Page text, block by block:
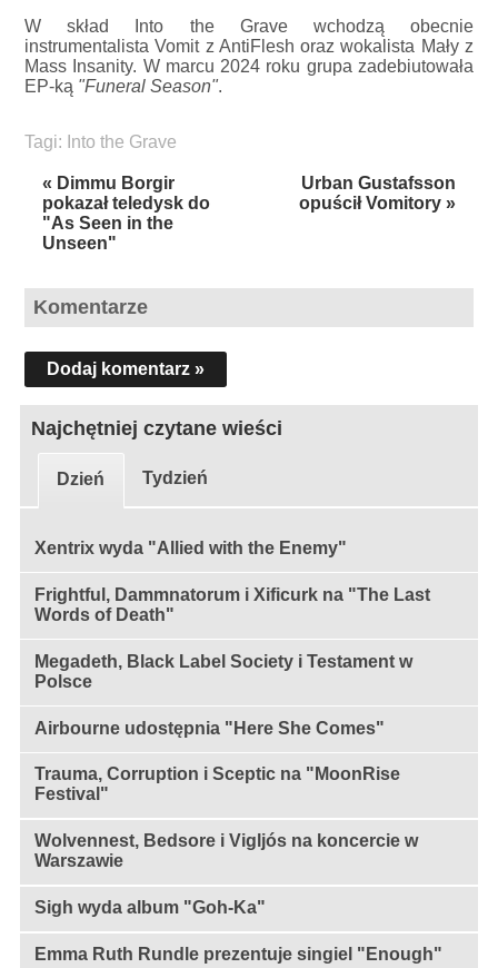
W skład Into the Grave wchodzą obecnie
instrumentalista Vomit z AntiFlesh oraz wokalista Mały z
Mass Insanity. W marcu 2024 roku grupa zadebiutowała
EP-ką "Funeral Season".
Tagi: Into the Grave
« Dimmu Borgir
pokazał teledysk do
"As Seen in the
Unseen"
Urban Gustafsson
opuścił Vomitory »
Komentarze
Dodaj komentarz »
Najchętniej czytane wieści
Dzień Tydzień
Xentrix wyda "Allied with the Enemy"
Frightful, Dammnatorum i Xificurk na "The Last
Words of Death"
Megadeth, Black Label Society i Testament w
Polsce
Airbourne udostępnia "Here She Comes"
Trauma, Corruption i Sceptic na "MoonRise
Festival"
Wolvennest, Bedsore i Vigljós na koncercie w
Warszawie
Sigh wyda album "Goh-Ka"
Emma Ruth Rundle prezentuje singiel "Enough"